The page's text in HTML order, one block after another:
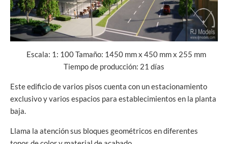
Escala: 1: 100 Tamaño: 1450 mm x 450 mm x 255 mm
Tiempo de producción: 21 días
Este edificio de varios pisos cuenta con un estacionamiento
exclusivo y varios espacios para establecimientos en la planta
baja.
Llama la atención sus bloques geométricos en diferentes